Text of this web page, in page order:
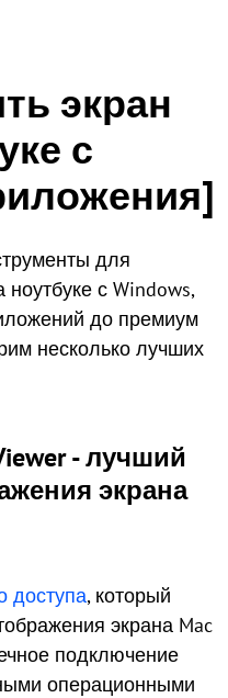
экран
с
для
с Windows,
до премиум
несколько лучших
- лучший
экрана
доступа, который
экрана Mac
подключение
операционными